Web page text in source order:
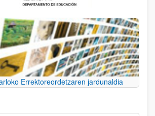
Errektoreordetzaren jardunaldia